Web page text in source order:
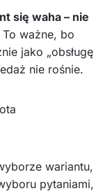
się waha – nie
To ważne, bo
jako „obsługę
nie rośnie.
wariantu,
pytaniami,